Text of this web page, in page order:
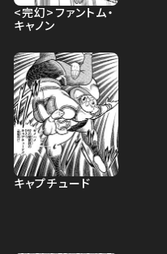
<完幻>ファントム・
キャノン
キャプチュード